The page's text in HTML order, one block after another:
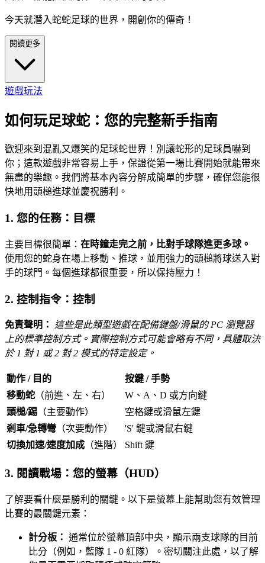
今天就潛入蛇蛇足球的世界，開創你的傳奇！
閱讀更多
遊戲玩法
如何玩足球蛇：您的完整新手指南
歡迎來到混亂又爆笑的足球蛇世界！別讓蛇形的足球員嚇到
你；這款遊戲非常容易上手，保證從第一場比賽開始就能帶來
無盡的樂趣。我們將基本內容分解成簡單的步驟，確保您能很
快地用頭槌進球並慶祝勝利。
1. 您的任務：目標
主要目標很簡單： 在時鐘走完之前，比對手球隊進更多球。
使用您的蛇身在場上移動、推球，並用強力的頭槌將球送入對
手的球門。每個進球都很重要，所以保持壓力！
2. 控制指令：控制
免責聲明：
這些是此類型遊戲在配備鍵盤/滑鼠的 PC 瀏覽器
上的標準控制方式。實際控制方式可能會略有不同，具體取決
於 1 對 1 或 2 對 2 模式的特定設定。
動作 / 目的
按鍵 / 手勢
移動蛇 （前進、左、右）
W、A、D 或方向鍵
頭槌/踢 （主要動作）
空格鍵或滑鼠左鍵
剎車/急轉彎 （次要動作）
'S' 鍵或滑鼠右鍵
切換加速/速度加成 （進階） Shift 鍵
3. 閱讀戰場：您的螢幕（HUD）
了解要看什麼是勝利的關鍵。以下是螢幕上能幫助您有效管理
比賽的最關鍵元素：
計分板： 通常位於螢幕頂部中央，顯示兩支球隊的目前
比分（例如，藍隊 1 - 0 紅隊）。密切關注此處，以了解